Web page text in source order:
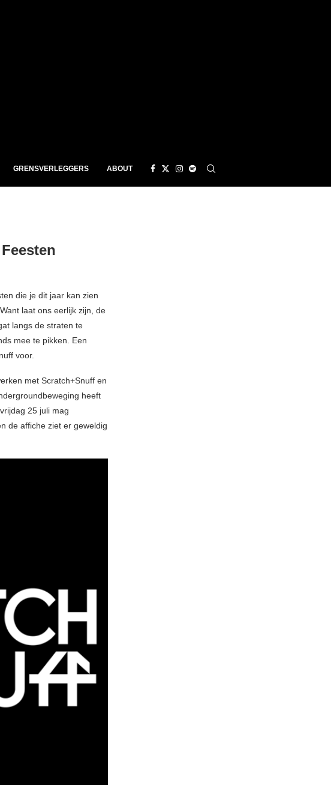
GRENSVERLEGGERS ABOUT
die je dit jaar kan zien
laat ons eerlijk zijn, de
langs de straten te
mee te pikken. Een
voor.
met Scratch+Snuff en
heeft
25 juli mag
de affiche ziet er geweldig